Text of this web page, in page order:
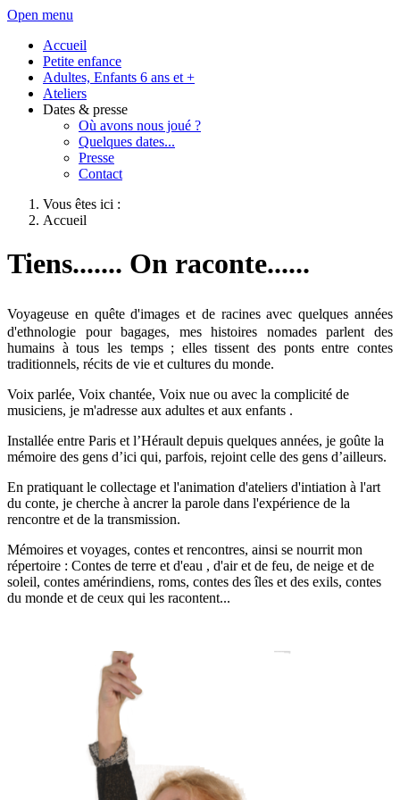
Open menu
Accueil
Petite enfance
Adultes, Enfants 6 ans et +
Ateliers
Dates & presse
Où avons nous joué ?
Quelques dates...
Presse
Contact
Vous êtes ici :
Accueil
Tiens....... On raconte......
Voyageuse en quête d'images et de racines avec quelques années
d'ethnologie pour bagages, mes histoires nomades parlent des
humains à tous les temps ; elles tissent des ponts entre contes
traditionnels, récits de vie et cultures du monde.
Voix parlée, Voix chantée, Voix nue ou avec la complicité de
musiciens, je m'adresse aux adultes et aux enfants .
Installée entre Paris et l’Hérault depuis quelques années, je goûte la
mémoire des gens d’ici qui, parfois, rejoint celle des gens d’ailleurs.
En pratiquant le collectage et l'animation d'ateliers d'intiation à l'art
du conte, je cherche à ancrer la parole dans l'expérience de la
rencontre et de la transmission.
Mémoires et voyages, contes et rencontres, ainsi se nourrit mon
répertoire : Contes de terre et d'eau , d'air et de feu, de neige et de
soleil, contes amérindiens, roms, contes des îles et des exils, contes
du monde et de ceux qui les racontent...